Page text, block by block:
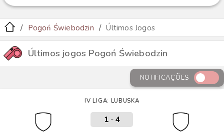
Pogoń Świebodzin Últimos Jogos
Últimos jogos Pogoń Świebodzin
NOTIFICAÇÕES
IV LIGA: LUBUSKA
1- 4